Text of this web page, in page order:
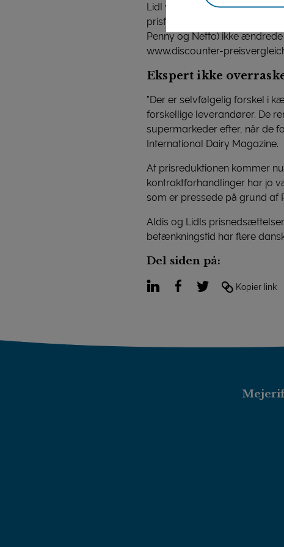
Lidl var ikke sen til at følge
prisfald på fire centrale
Penny og Netto) ikke
www.discounter-
Ekspert ikke
”Der er selvfølgelig forskel i
forskellige leverandører. De
supermarkeder efter, når de
International Dairy Magazine.
At prisreduktionen kommer
kontraktforhandlinger har jo
som er pressede på grund af
Aldis og Lidls
betænkningstid har flere
Del siden på:
LinkedInFacebook
TwitterKopier link